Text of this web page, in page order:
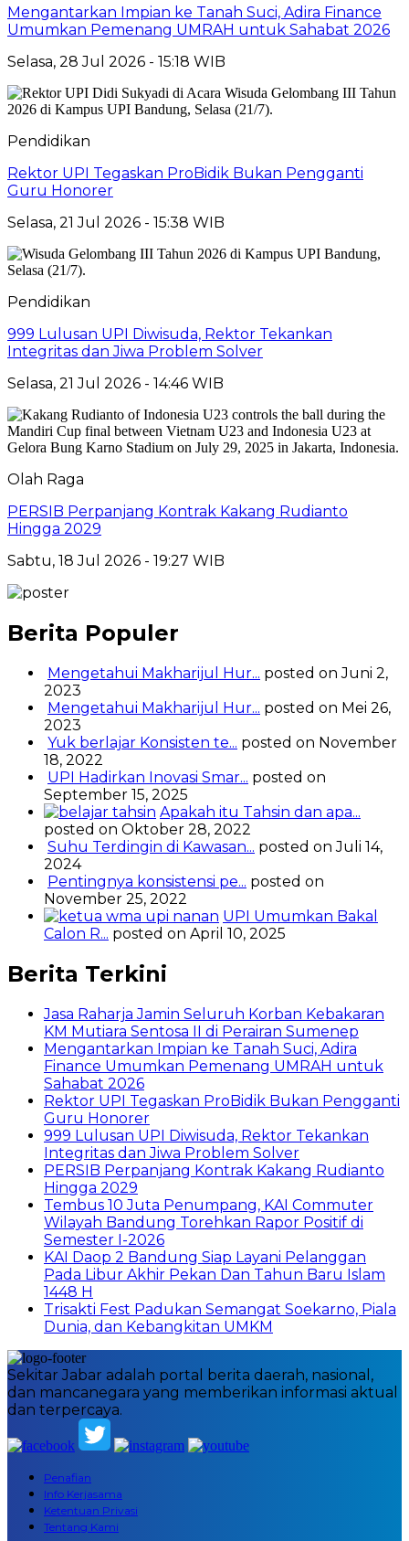
Mengantarkan Impian ke Tanah Suci, Adira Finance
Umumkan Pemenang UMRAH untuk Sahabat 2026
Selasa, 28 Jul 2026 - 15:18 WIB
Pendidikan
Rektor UPI Tegaskan ProBidik Bukan Pengganti
Guru Honorer
Selasa, 21 Jul 2026 - 15:38 WIB
Pendidikan
999 Lulusan UPI Diwisuda, Rektor Tekankan
Integritas dan Jiwa Problem Solver
Selasa, 21 Jul 2026 - 14:46 WIB
Olah Raga
PERSIB Perpanjang Kontrak Kakang Rudianto
Hingga 2029
Sabtu, 18 Jul 2026 - 19:27 WIB
Berita Populer
Mengetahui Makharijul Hur... posted on Juni 2,
2023
Mengetahui Makharijul Hur... posted on Mei 26,
2023
Yuk berlajar Konsisten te... posted on November
18, 2022
UPI Hadirkan Inovasi Smar... posted on
September 15, 2025
Apakah itu Tahsin dan apa...
posted on Oktober 28, 2022
Suhu Terdingin di Kawasan... posted on Juli 14,
2024
Pentingnya konsistensi pe... posted on
November 25, 2022
UPI Umumkan Bakal
Calon R... posted on April 10, 2025
Berita Terkini
Jasa Raharja Jamin Seluruh Korban Kebakaran
KM Mutiara Sentosa II di Perairan Sumenep
Mengantarkan Impian ke Tanah Suci, Adira
Finance Umumkan Pemenang UMRAH untuk
Sahabat 2026
Rektor UPI Tegaskan ProBidik Bukan Pengganti
Guru Honorer
999 Lulusan UPI Diwisuda, Rektor Tekankan
Integritas dan Jiwa Problem Solver
PERSIB Perpanjang Kontrak Kakang Rudianto
Hingga 2029
Tembus 10 Juta Penumpang, KAI Commuter
Wilayah Bandung Torehkan Rapor Positif di
Semester I-2026
KAI Daop 2 Bandung Siap Layani Pelanggan
Pada Libur Akhir Pekan Dan Tahun Baru Islam
1448 H
Trisakti Fest Padukan Semangat Soekarno, Piala
Dunia, dan Kebangkitan UMKM
Sekitar Jabar adalah portal berita daerah, nasional,
dan mancanegara yang memberikan informasi aktual
dan terpercaya.
Penafian
Info Kerjasama
Ketentuan Privasi
Tentang Kami